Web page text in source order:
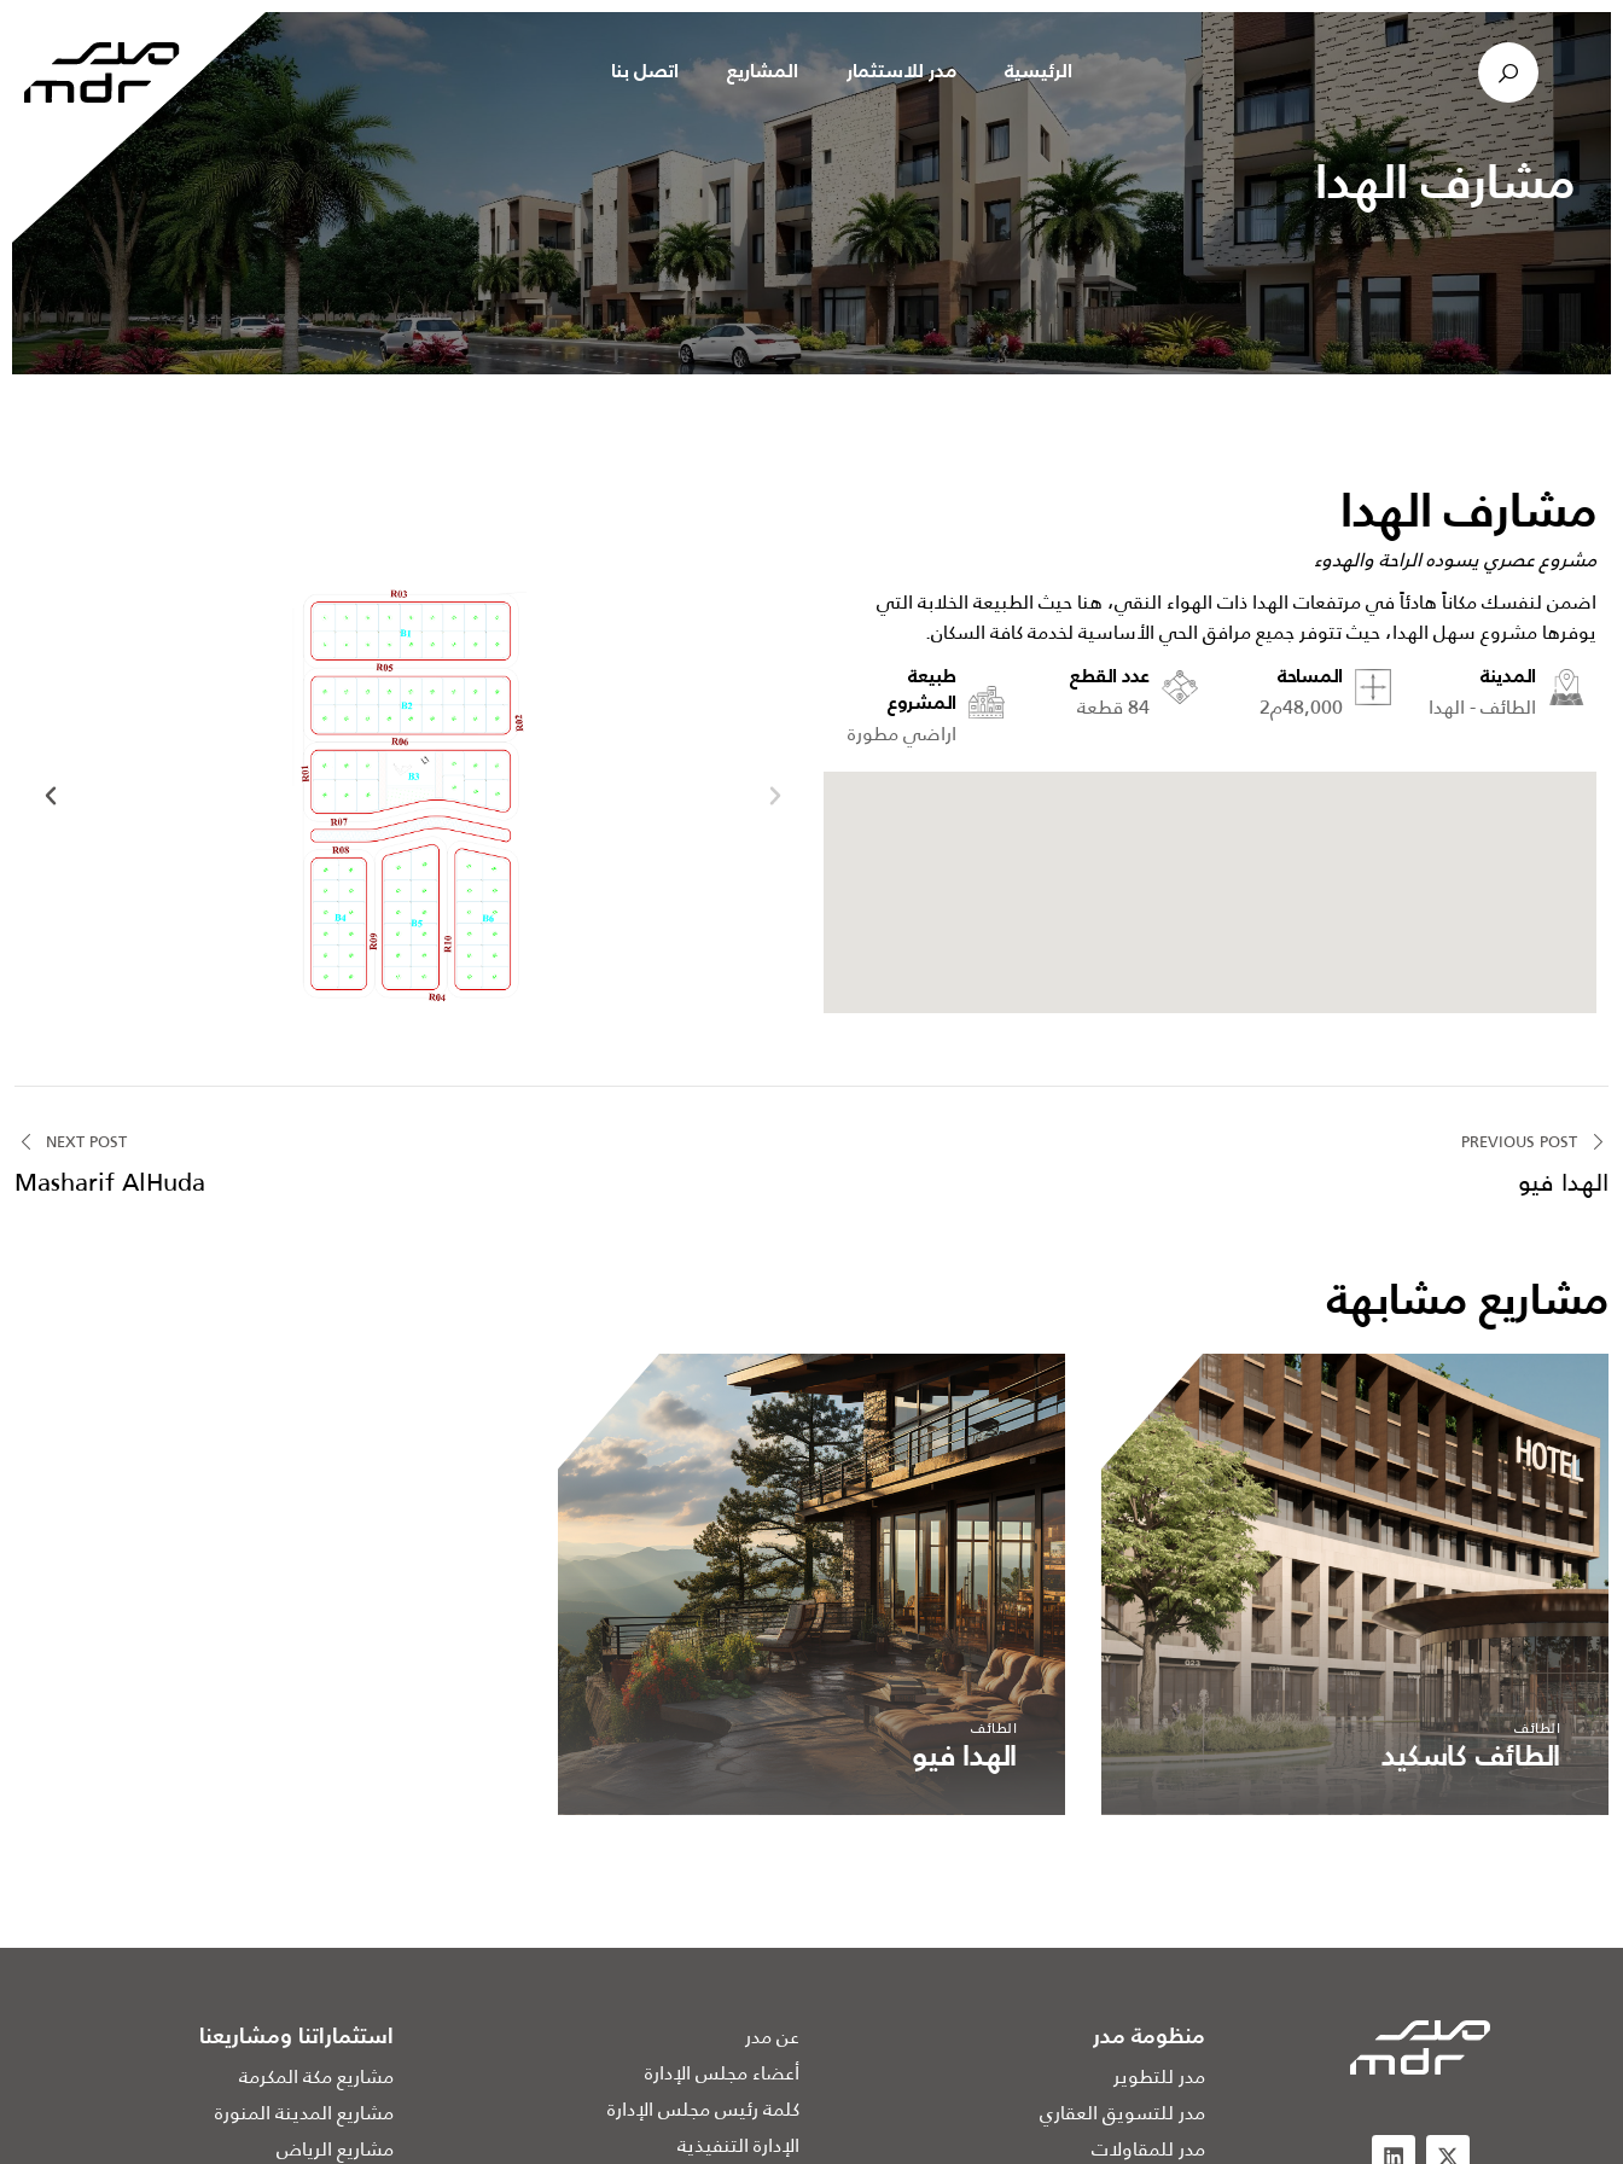
الرئيسية مدر للاستثمار المشاريع اتصل بنا
مشارف الهدا
مشارف الهدا
مشروع عصري يسوده الراحة والهدوء
اضمن لنفسك مكاناً هادئاً في مرتفعات الهدا ذات الهواء النقي، هنا حيث الطبيعة الخلابة التي
يوفرها مشروع سهل الهدا، حيث تتوفر جميع مرافق الحي الأساسية لخدمة كافة السكان.
المدينة
الطائف - الهدا
المساحة
48,000م2
عدد القطع
84 قطعة
طبيعة
المشروع
اراضي مطورة
PREVIOUS POST
الهدا فيو
NEXT POST
Masharif AlHuda
مشاريع مشابهة
الطائف
الطائف كاسكيد
الطائف
الهدا فيو
منظومة مدر
مدر للتطوير
مدر للتسويق العقاري
مدر للمقاولات
عن مدر
أعضاء مجلس الإدارة
كلمة رئيس مجلس الإدارة
الإدارة التنفيذية
استثماراتنا ومشاريعنا
مشاريع مكة المكرمة
مشاريع المدينة المنورة
مشاريع الرياض